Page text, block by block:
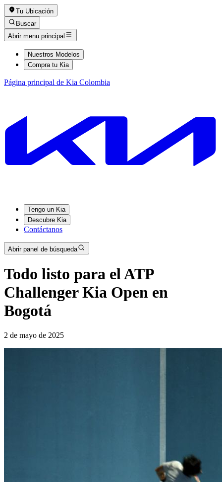
Tu Ubicación
Buscar
Abrir menu principal
Nuestros Modelos
Compra tu Kia
Página principal de Kia Colombia
Tengo un Kia
Descubre Kia
Contáctanos
Abrir panel de búsqueda
Todo listo para el ATP
Challenger Kia Open en
Bogotá
2 de mayo de 2025